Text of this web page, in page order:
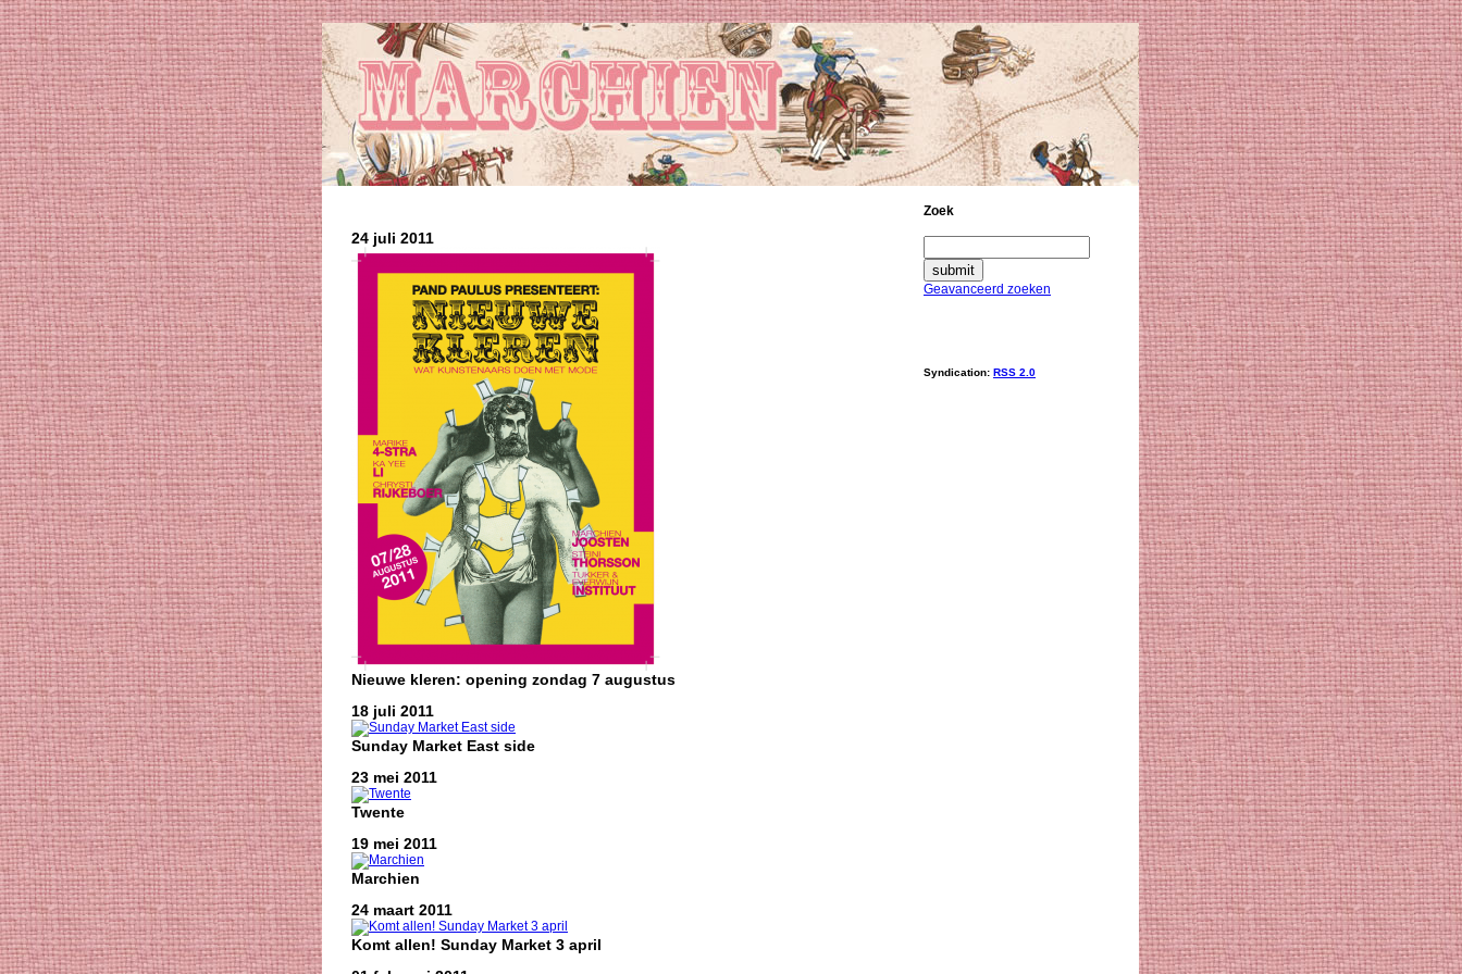
24 juli 2011
Nieuwe kleren: opening zondag 7 augustus
18 juli 2011
Sunday Market East side
23 mei 2011
Twente
19 mei 2011
Marchien
24 maart 2011
Komt allen! Sunday Market 3 april
Zoek
Geavanceerd zoeken
Syndication: RSS 2.0